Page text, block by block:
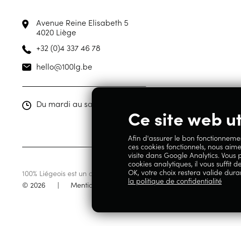
Avenue Reine Elisabeth 5
4020 Liège
+32 (0)4 337 46 78
hello@100lg.be
Du mardi au samedi de 10h00 à 19h00
100% Liégeois est un concept de la société Geoby SRL, TVA
© 2026
| Mentions légales | Politique de confidentialité
Ce site web
Afin d'assurer le bon
ces cookies fonctionnels, nous
visite dans Google Analytics.
cookies analytiques, il vous suffit
OK, votre choix restera valide
la politique de confidentialité